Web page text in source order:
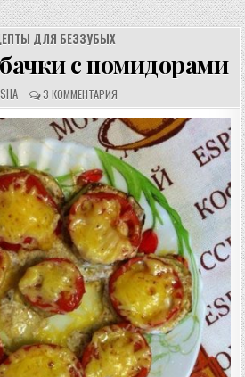
ДЛЯ БЕЗЗУБЫХ
с помидорами
О
Т
З
Ы
В
Ы
3 КОММЕНТАРИЯ